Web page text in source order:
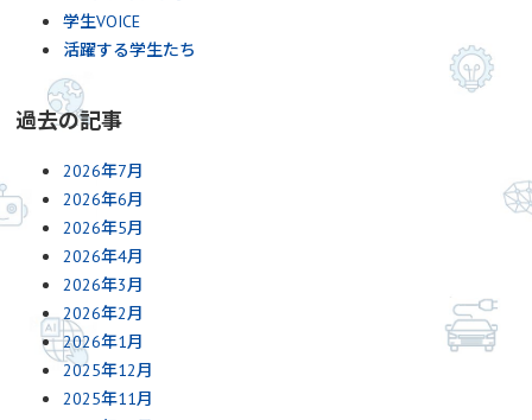
学生VOICE
活躍する学生たち
過去の記事
2026年7月
2026年6月
2026年5月
2026年4月
2026年3月
2026年2月
2026年1月
2025年12月
2025年11月